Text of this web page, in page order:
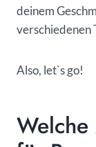
deinem
verschiedenen
Also, let`s go!
Welche